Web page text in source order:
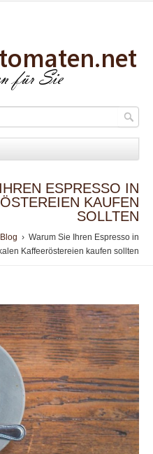
ESPRESSO IN
KAUFEN
SOLLTEN
Blog › Warum Sie Ihren Espresso in
Kaffeeröstereien kaufen sollten